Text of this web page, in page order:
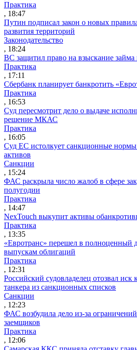
Практика
, 18:47
Путин подписал закон о новых
развития территорий
Законодательство
, 18:24
ВС защитил право на взыскание займа
Практика
, 17:11
Сбербанк планирует банкротить
Практика
, 16:53
Суд пересмотрит дело о выдаче
решение МКАС
Практика
, 16:05
Суд ЕС истолкует санкционные нормы
активов
Санкции
, 15:24
ФАС раскрыла число жалоб в сфере
полугодии
Практика
, 14:47
NexTouch выкупит активы
Практика
, 13:35
«Евротранс» перешел в полноценный
выпускам облигаций
Практика
, 12:31
Российский судовладелец отозвал
танкера из санкционных списков
Санкции
, 12:23
ФАС возбудила дело из-за
заемщиков
Практика
, 12:06